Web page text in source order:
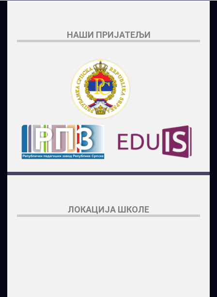
НАШИ ПРИЈАТЕЉИ
ЛОКАЦИЈА ШКОЛЕ